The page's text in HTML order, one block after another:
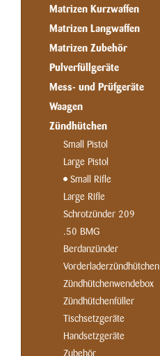
Matrizen Kurzwaffen
Matrizen Langwaffen
Matrizen Zubehör
Pulverfüllgeräte
Mess- und Prüfgeräte
Waagen
Zündhütchen
Small Pistol
Large Pistol
Small Rifle
Large Rifle
Schrotzünder 209
.50 BMG
Berdanzünder
Vorderladerzündhütchen
Zündhütchenwendebox
Zündhütchenfüller
Tischsetzgeräte
Handsetzgeräte
Zubehör